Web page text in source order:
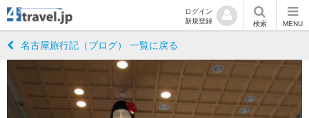
ログイン
新規登録
検索 MENU
名古屋旅行記（ブログ） 一覧に戻る